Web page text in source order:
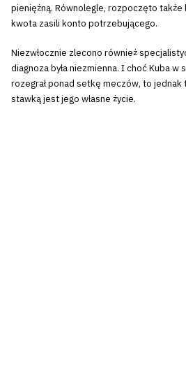
pieniężną. Równolegle, rozpoczęto
kwota zasili konto potrzebującego.
Niezwłocznie zlecono również
diagnoza była niezmienna. I choć Kuba w
rozegrał ponad setkę meczów, to jednak
stawką jest jego własne życie.